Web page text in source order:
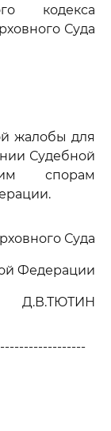
кодекса
Суда
жалобы для
Судебной
спорам
Суда
Федерации
Д.В.ТЮТИН